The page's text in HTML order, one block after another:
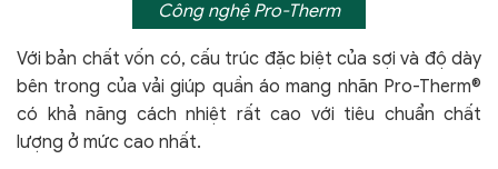
Công nghệ Pro-Therm
Với bản chất vốn có, cấu trúc đặc biệt của sợi và độ dày
bên trong của vải giúp quần áo mang nhãn Pro-Therm®
có khả năng cách nhiệt rất cao với tiêu chuẩn chất
lượng ở mức cao nhất.